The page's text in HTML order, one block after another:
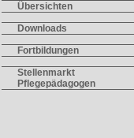
Übersichten
Downloads
Fortbildungen
Stellenmarkt
Pflegepädagogen